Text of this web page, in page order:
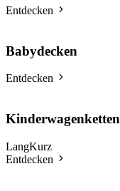
Entdecken
Babydecken
Entdecken
Kinderwagenketten
LangKurz
Entdecken